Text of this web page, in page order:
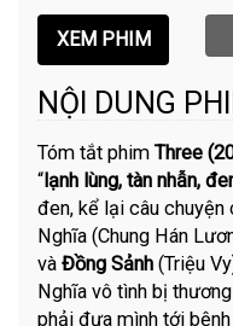
NỘI DUNG
Tóm tắt phimThree
“lạnh lùng, tàn nhẫn,
đen, kể lại câu chuyện
Nghĩa (Chung Hán
vàĐồng Sảnh (Triệu
Nghĩa vô tình bị
phải đưa mình tới